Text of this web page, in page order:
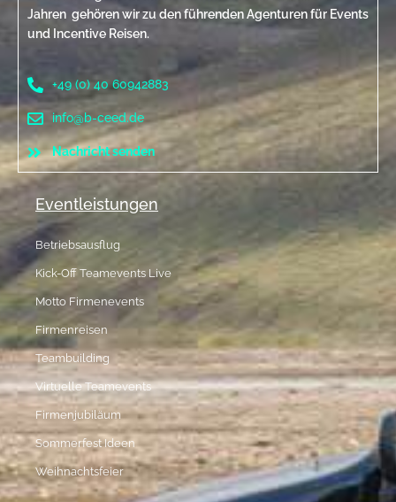
Jahren gehören wir zu den führenden Agenturen für Events
und Incentive Reisen.
+49 (0) 40 60942883
info@b-ceed.de
Nachricht senden
Eventleistungen
Betriebsausflug
Kick-Off Teamevents Live
Motto Firmenevents
Firmenreisen
Teambuilding
Virtuelle Teamevents
Firmenjubiläum
Sommerfest Ideen
Weihnachtsfeier